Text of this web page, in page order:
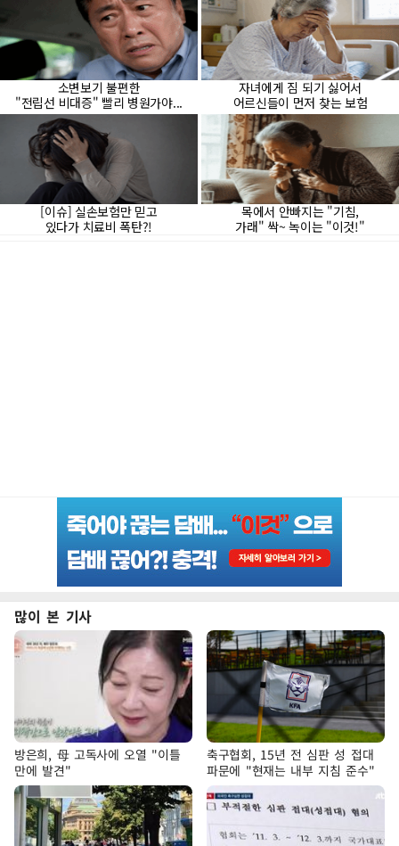
많이 본 기사
방은희, 母 고독사에 오열 "이틀
만에 발견"
축구협회, 15년 전 심판 성 접대
파문에 "현재는 내부 지침 준수"